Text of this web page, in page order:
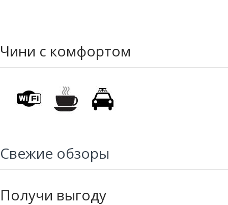
Чини с комфортом
Свежие обзоры
Получи выгоду